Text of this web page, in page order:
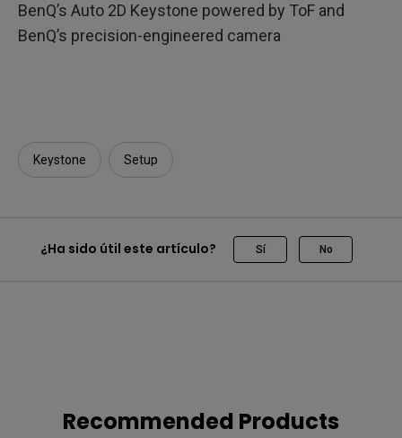
BenQ’s Auto 2D Keystone powered by ToF and
BenQ’s precision-engineered camera
Keystone Setup
¿Ha sido útil este artículo? Sí No
Recommended Products